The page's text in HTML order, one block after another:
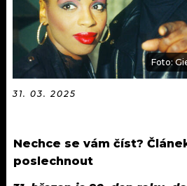
KULTURA
MIX
OSTATNÍ
Foto:
31. 03. 2025
Nechce se vám číst?
poslechnout